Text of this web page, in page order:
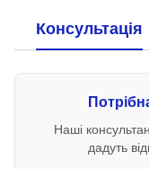
Консультація
Наші
дадуть